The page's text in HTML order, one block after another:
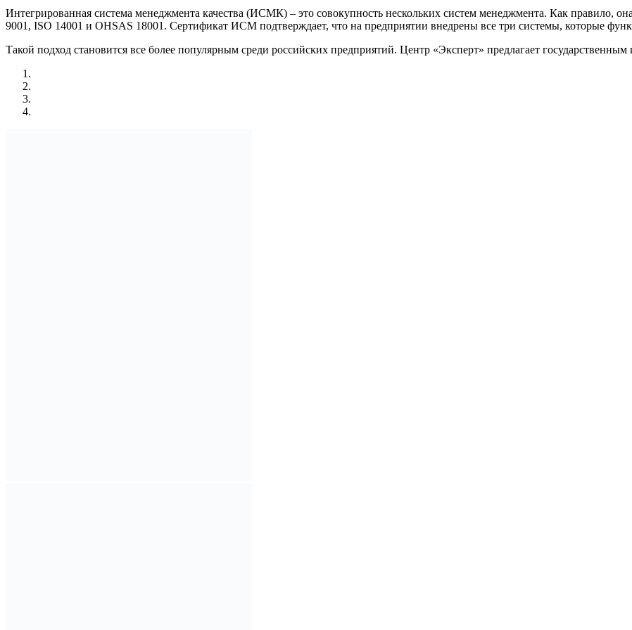
Интегрированная система менеджмента качества (ИСМК) – это совокупность нескольких систем менеджмента. Как правило,
9001, ISO 14001 и OHSAS 18001. Сертификат ИСМ подтверждает, что на предприятии внедрены все три системы, которые
Такой подход становится все более популярным среди российских предприятий. Центр «Эксперт» предлагает